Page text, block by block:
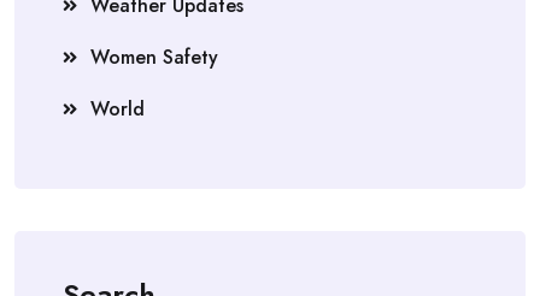
Women Safety
World